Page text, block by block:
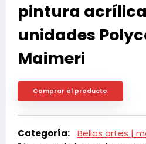
pintura
unidades
Maimeri
Comprar el producto
Categoría: Bellas artes |